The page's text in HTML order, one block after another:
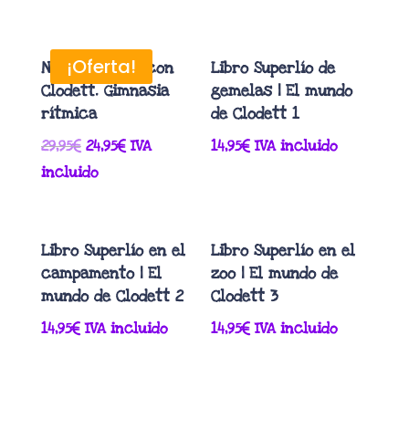
¡Oferta!
Nancy, un día con
Clodett. Gimnasia
rítmica
29,95€ El
precio
29,95€.
24,95€El
24,95€.
IVA
incluido
Libro Superlío de
gemelas | El mundo
de Clodett 1
14,95€ IVA incluido
Libro Superlío en el
campamento | El
mundo de Clodett 2
14,95€ IVA incluido
Libro Superlío en el
zoo | El mundo de
Clodett 3
14,95€ IVA incluido